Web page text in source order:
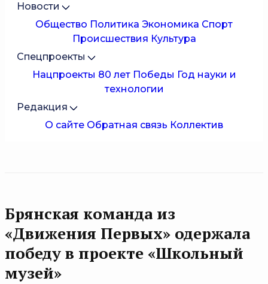
Новости
Общество Политика Экономика Спорт
Происшествия Культура
Спецпроекты
Нацпроекты 80 лет Победы Год науки и
технологии
Редакция
О сайте Обратная связь Коллектив
Брянская команда из
«Движения Первых» одержала
победу в проекте «Школьный
музей»